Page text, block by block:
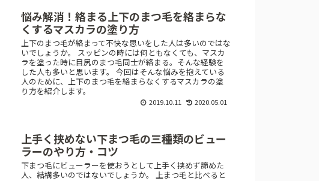
悩み解消！絡まる上下のまつ毛を絡まらな
くするマスカラの塗り方
上下のまつ毛が絡まって不快な思いをした人は多いのではな
いでしょうか。 スッピンの時には何ともなくても、マスカ
ラを塗った時に目尻のまつ毛同士が絡まる。そんな経験を
した人も多いと思います。 今回はそんな悩みを抱えている
人のために、上下のまつ毛を絡まらなくするマスカラの塗
り方を紹介します。
2019.10.11 2020.05.01
上手く挟めない下まつ毛の三種類のビュー
ラーのやり方・コツ
下まつ毛にビューラーを使おうとして上手く挟めず諦めた
人、結構多いのではないでしょうか。 上まつ毛と比べると